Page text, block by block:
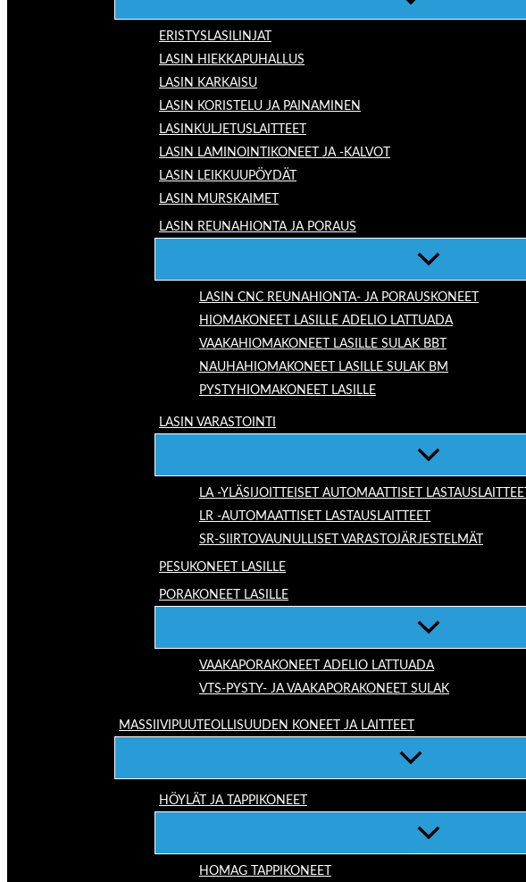
ERISTYSLASILINJAT
LASIN HIEKKAPUHALLUS
LASIN KARKAISU
LASIN KORISTELU JA PAINAMINEN
LASINKULJETUSLAITTEET
LASIN LAMINOINTIKONEET JA -KALVOT
LASIN LEIKKUUPÖYDÄT
LASIN MURSKAIMET
LASIN REUNAHIONTA JA PORAUS
LASIN CNC REUNAHIONTA- JA PORAUSKONEET
HIOMAKONEET LASILLE ADELIO LATTUADA
VAAKAHIOMAKONEET LASILLE SULAK BBT
NAUHAHIOMAKONEET LASILLE SULAK BM
PYSTYHIOMAKONEET LASILLE
LASIN VARASTOINTI
LA -YLÄSIJOITTEISET AUTOMAATTISET LASTAUSLAITTEET
LR -AUTOMAATTISET LASTAUSLAITTEET
SR-SIIRTOVAUNULLISET VARASTOJÄRJESTELMÄT
PESUKONEET LASILLE
PORAKONEET LASILLE
VAAKAPORAKONEET ADELIO LATTUADA
VTS-PYSTY- JA VAAKAPORAKONEET SULAK
MASSIIVIPUUTEOLLISUUDEN KONEET JA LAITTEET
HÖYLÄT JA TAPPIKONEET
HOMAG TAPPIKONEET